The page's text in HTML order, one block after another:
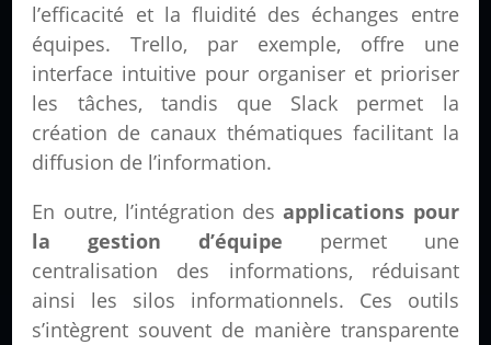
l’efficacité et la fluidité des échanges entre
équipes. Trello, par exemple, offre une
interface intuitive pour organiser et prioriser
les tâches, tandis que Slack permet la
création de canaux thématiques facilitant la
diffusion de l’information.
En outre, l’intégration desapplications pour
la gestion d’équipe permet une
centralisation des informations, réduisant
ainsi les silos informationnels. Ces outils
s’intègrent souvent de manière transparente